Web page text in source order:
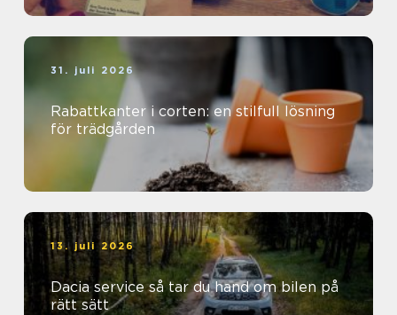
31. juli 2026
Rabattkanter i corten: en stilfull lösning
för trädgården
13. juli 2026
Dacia service så tar du hand om bilen på
rätt sätt